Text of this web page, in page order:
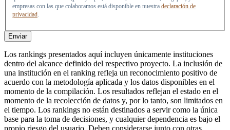
empresas con las que colaboramos está disponible en nuestra declaración de
privacidad.
Enviar
Los rankings presentados aquí incluyen únicamente instituciones
dentro del alcance definido del respectivo proyecto. La inclusión de
una institución en el ranking refleja un reconocimiento positivo de
acuerdo con la metodología aplicada y los datos disponibles en el
momento de la compilación. Los resultados reflejan el estado en el
momento de la recolección de datos y, por lo tanto, son limitados en
el tiempo. Los rankings no están destinados a servir como la única
base para la toma de decisiones, y cualquier dependencia es bajo el
propio riesgo del usuario. Deben considerarse junto con otras